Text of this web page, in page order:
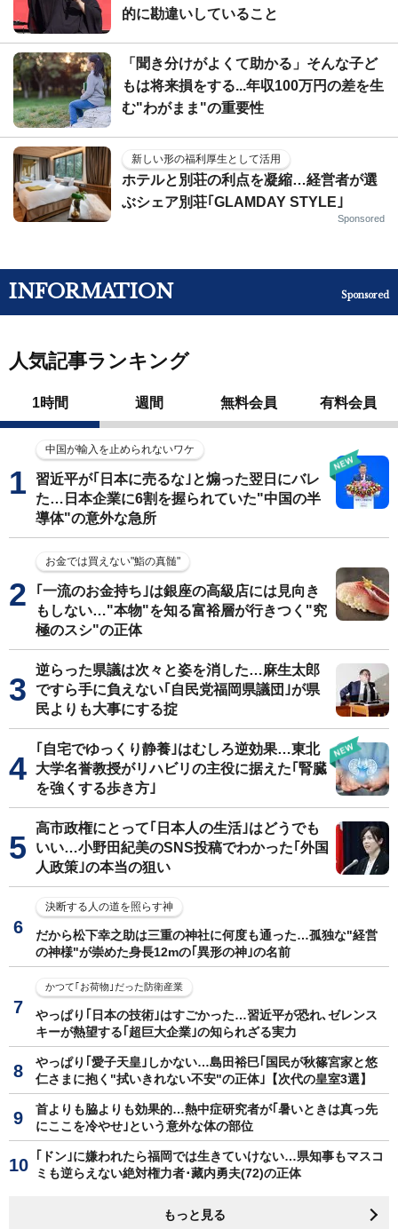
的に勘違いしていること
「聞き分けがよくて助かる」そんな子ど
もは将来損をする...年収100万円の差を生
む"わがまま"の重要性
新しい形の福利厚生として活用
ホテルと別荘の利点を凝縮…経営者が選
ぶシェア別荘｢GLAMDAY STYLE｣
Sponsored
INFORMATION Sponsored
人気記事ランキング
1時間 週間 無料会員 有料会員
中国が輸入を止められないワケ
習近平が｢日本に売るな｣と煽った翌日にバレ
た…日本企業に6割を握られていた"中国の半
導体"の意外な急所
お金では買えない"鮨の真髄"
｢一流のお金持ち｣は銀座の高級店には見向き
もしない…"本物"を知る富裕層が行きつく"究
極のスシ"の正体
逆らった県議は次々と姿を消した…麻生太郎
ですら手に負えない｢自民党福岡県議団｣が県
民よりも大事にする掟
｢自宅でゆっくり静養｣はむしろ逆効果…東北
大学名誉教授がリハビリの主役に据えた｢腎臓
を強くする歩き方｣
高市政権にとって｢日本人の生活｣はどうでも
いい…小野田紀美のSNS投稿でわかった｢外国
人政策｣の本当の狙い
決断する人の道を照らす神
だから松下幸之助は三重の神社に何度も通った…孤独な"経営
の神様"が崇めた身長12mの｢異形の神｣の名前
かつて｢お荷物｣だった防衛産業
やっぱり｢日本の技術｣はすごかった…習近平が恐れ､ゼレンス
キーが熱望する｢超巨大企業｣の知られざる実力
やっぱり｢愛子天皇｣しかない…島田裕巳｢国民が秋篠宮家と悠
仁さまに抱く"拭いきれない不安"の正体｣【次代の皇室3選】
首よりも脇よりも効果的…熱中症研究者が｢暑いときは真っ先
にここを冷やせ｣という意外な体の部位
｢ドン｣に嫌われたら福岡では生きていけない…県知事もマスコ
ミも逆らえない絶対権力者･藏内勇夫(72)の正体
もっと見る